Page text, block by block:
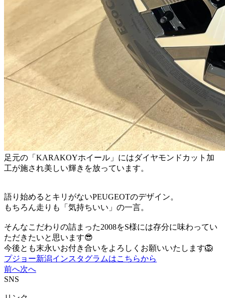
足元の「KARAKOYホイール」にはダイヤモンドカット加
工が施され美しい輝きを放っています。
語り始めるとキリがないPEUGEOTのデザイン。
もちろん走りも「気持ちいい」の一言。
そんなこだわりの詰まった2008をS様には存分に味わってい
ただきたいと思います😎
今後とも末永いお付き合いをよろしくお願いいたします🦁
プジョー新潟インスタグラムはこちらから
前へ次へ
SNS